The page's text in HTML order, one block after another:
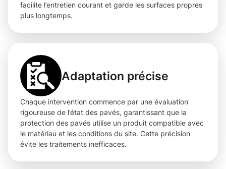
facilite l’entretien courant et garde les surfaces propres
plus longtemps.
Adaptation précise
Chaque intervention commence par une évaluation
rigoureuse de l’état des pavés, garantissant que la
protection des pavés utilise un produit compatible avec
le matériau et les conditions du site. Cette précision
évite les traitements inefficaces.